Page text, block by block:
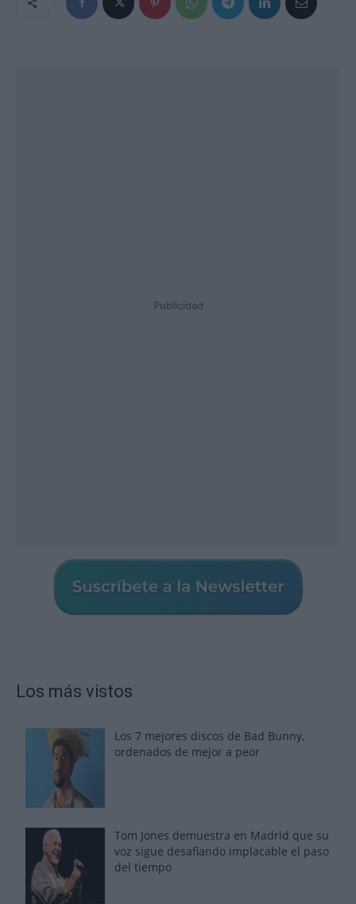
Publicidad
Los más vistos
Los 7 mejores discos de Bad Bunny,
ordenados de mejor a peor
Tom Jones demuestra en Madrid que su
voz sigue desafiando implacable el paso
del tiempo